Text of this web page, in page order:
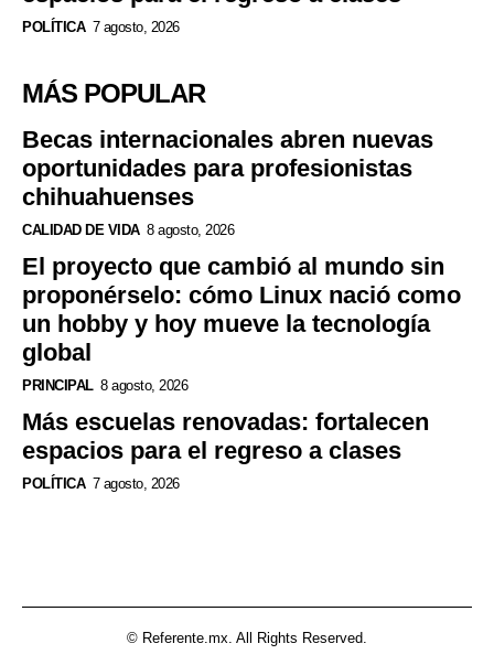
POLÍTICA 7 agosto, 2026
MÁS POPULAR
Becas internacionales abren nuevas
oportunidades para profesionistas
chihuahuenses
CALIDAD DE VIDA 8 agosto, 2026
El proyecto que cambió al mundo sin
proponérselo: cómo Linux nació como
un hobby y hoy mueve la tecnología
global
PRINCIPAL 8 agosto, 2026
Más escuelas renovadas: fortalecen
espacios para el regreso a clases
POLÍTICA 7 agosto, 2026
© Referente.mx. All Rights Reserved.